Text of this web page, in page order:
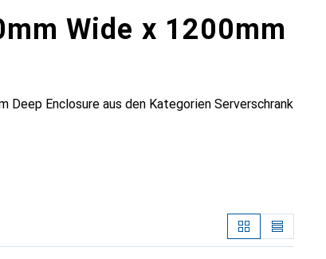
Wide x 1200mm
Enclosure aus den Kategorien Serverschrank